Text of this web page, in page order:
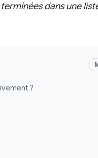
dans une
?